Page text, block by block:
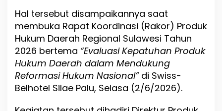
i
2
0
2
6
,
u
b
r
Hal tersebut disampaikannya saat
membuka Rapat Koordinasi (Rakor) Produk
Hukum Daerah Regional Sulawesi Tahun
2026 bertema “Evaluasi Kepatuhan Produk
Hukum Daerah dalam Mendukung
Reformasi Hukum Nasional”di Swiss-
Belhotel Silae Palu, Selasa (2/6/2026).